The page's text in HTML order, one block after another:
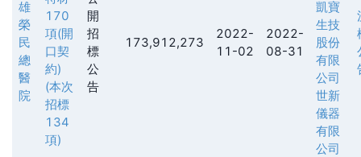
雄
榮
民
總
醫
院
170
項(開
口契
約)
(本次
招標
134
項)
開
招
標
公
告
173,912,273
2022-
11-02
2022-
08-31
凱寶
生技
股份
有限
公司
世新
儀器
有限
公司